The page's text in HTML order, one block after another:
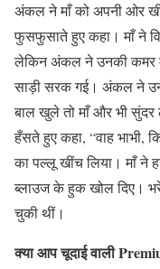
अंकल ने माँ को अपनी ओर
फुसफुसाते हुए कहा। माँ ने
लेकिन अंकल ने उनकी कमर
साड़ी सरक गई। अंकल ने
बाल खुले तो माँ और भी
हँसते हुए कहा, “वाह भाभी,
का पल्लू खींच लिया। माँ ने
ब्लाउज के हुक खोल दिए।
चुकी थीं।
क्या आप चूदाई वाली